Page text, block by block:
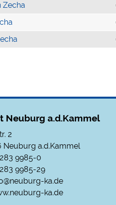
Zecha
Neuburg a.d.Kammel
2
Neuburg a.d.Kammel
9985-0
9985-29
ka.de
ka.de